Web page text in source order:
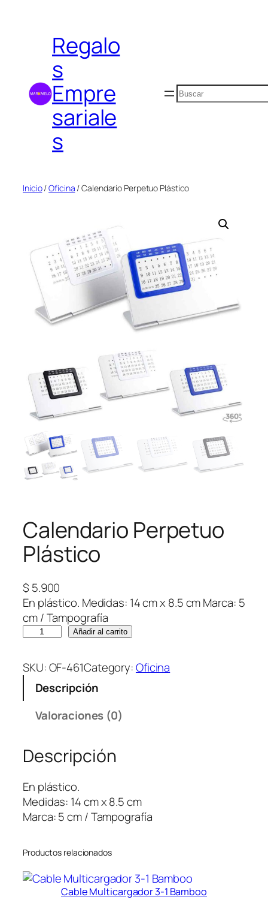
contenidoRegalo
s
Empre
sariale
s
Buscar
Inicio/Oficina / Calendario Perpetuo Plástico
Calendario Perpetuo
Plástico
$ 5.900
En plástico. Medidas: 14 cm x 8.5 cm Marca: 5
cm / Tampografía
l
e
i
o
P
e
r
t
u
Añadir al carrito
SKU:OF-461Category:Oficina
Descripción
Valoraciones (0)
Descripción
En plástico.
Medidas: 14 cm x 8.5 cm
Marca: 5 cm / Tampografía
Productos relacionados
Cable Multicargador 3-1 Bamboo